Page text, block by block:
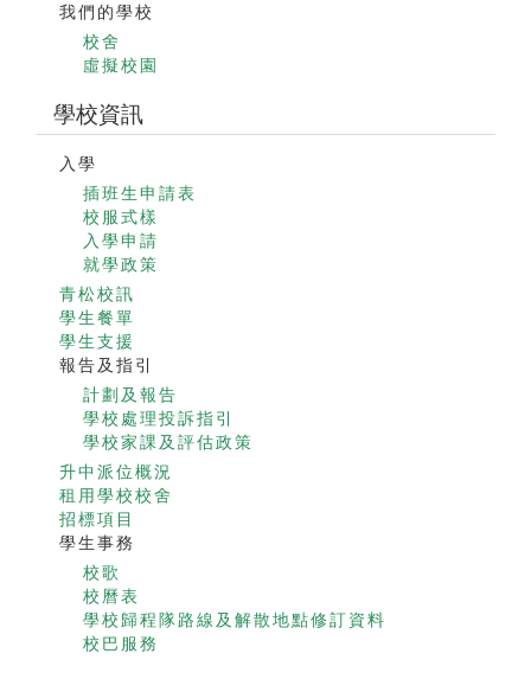
我們的學校
校舍
虛擬校園
學校資訊
入學
插班生申請表
校服式樣
入學申請
就學政策
青松校訊
學生餐單
學生支援
報告及指引
計劃及報告
學校處理投訴指引
學校家課及評估政策
升中派位概況
租用學校校舍
招標項目
學生事務
校歌
校曆表
學校歸程隊路線及解散地點修訂資料
校巴服務